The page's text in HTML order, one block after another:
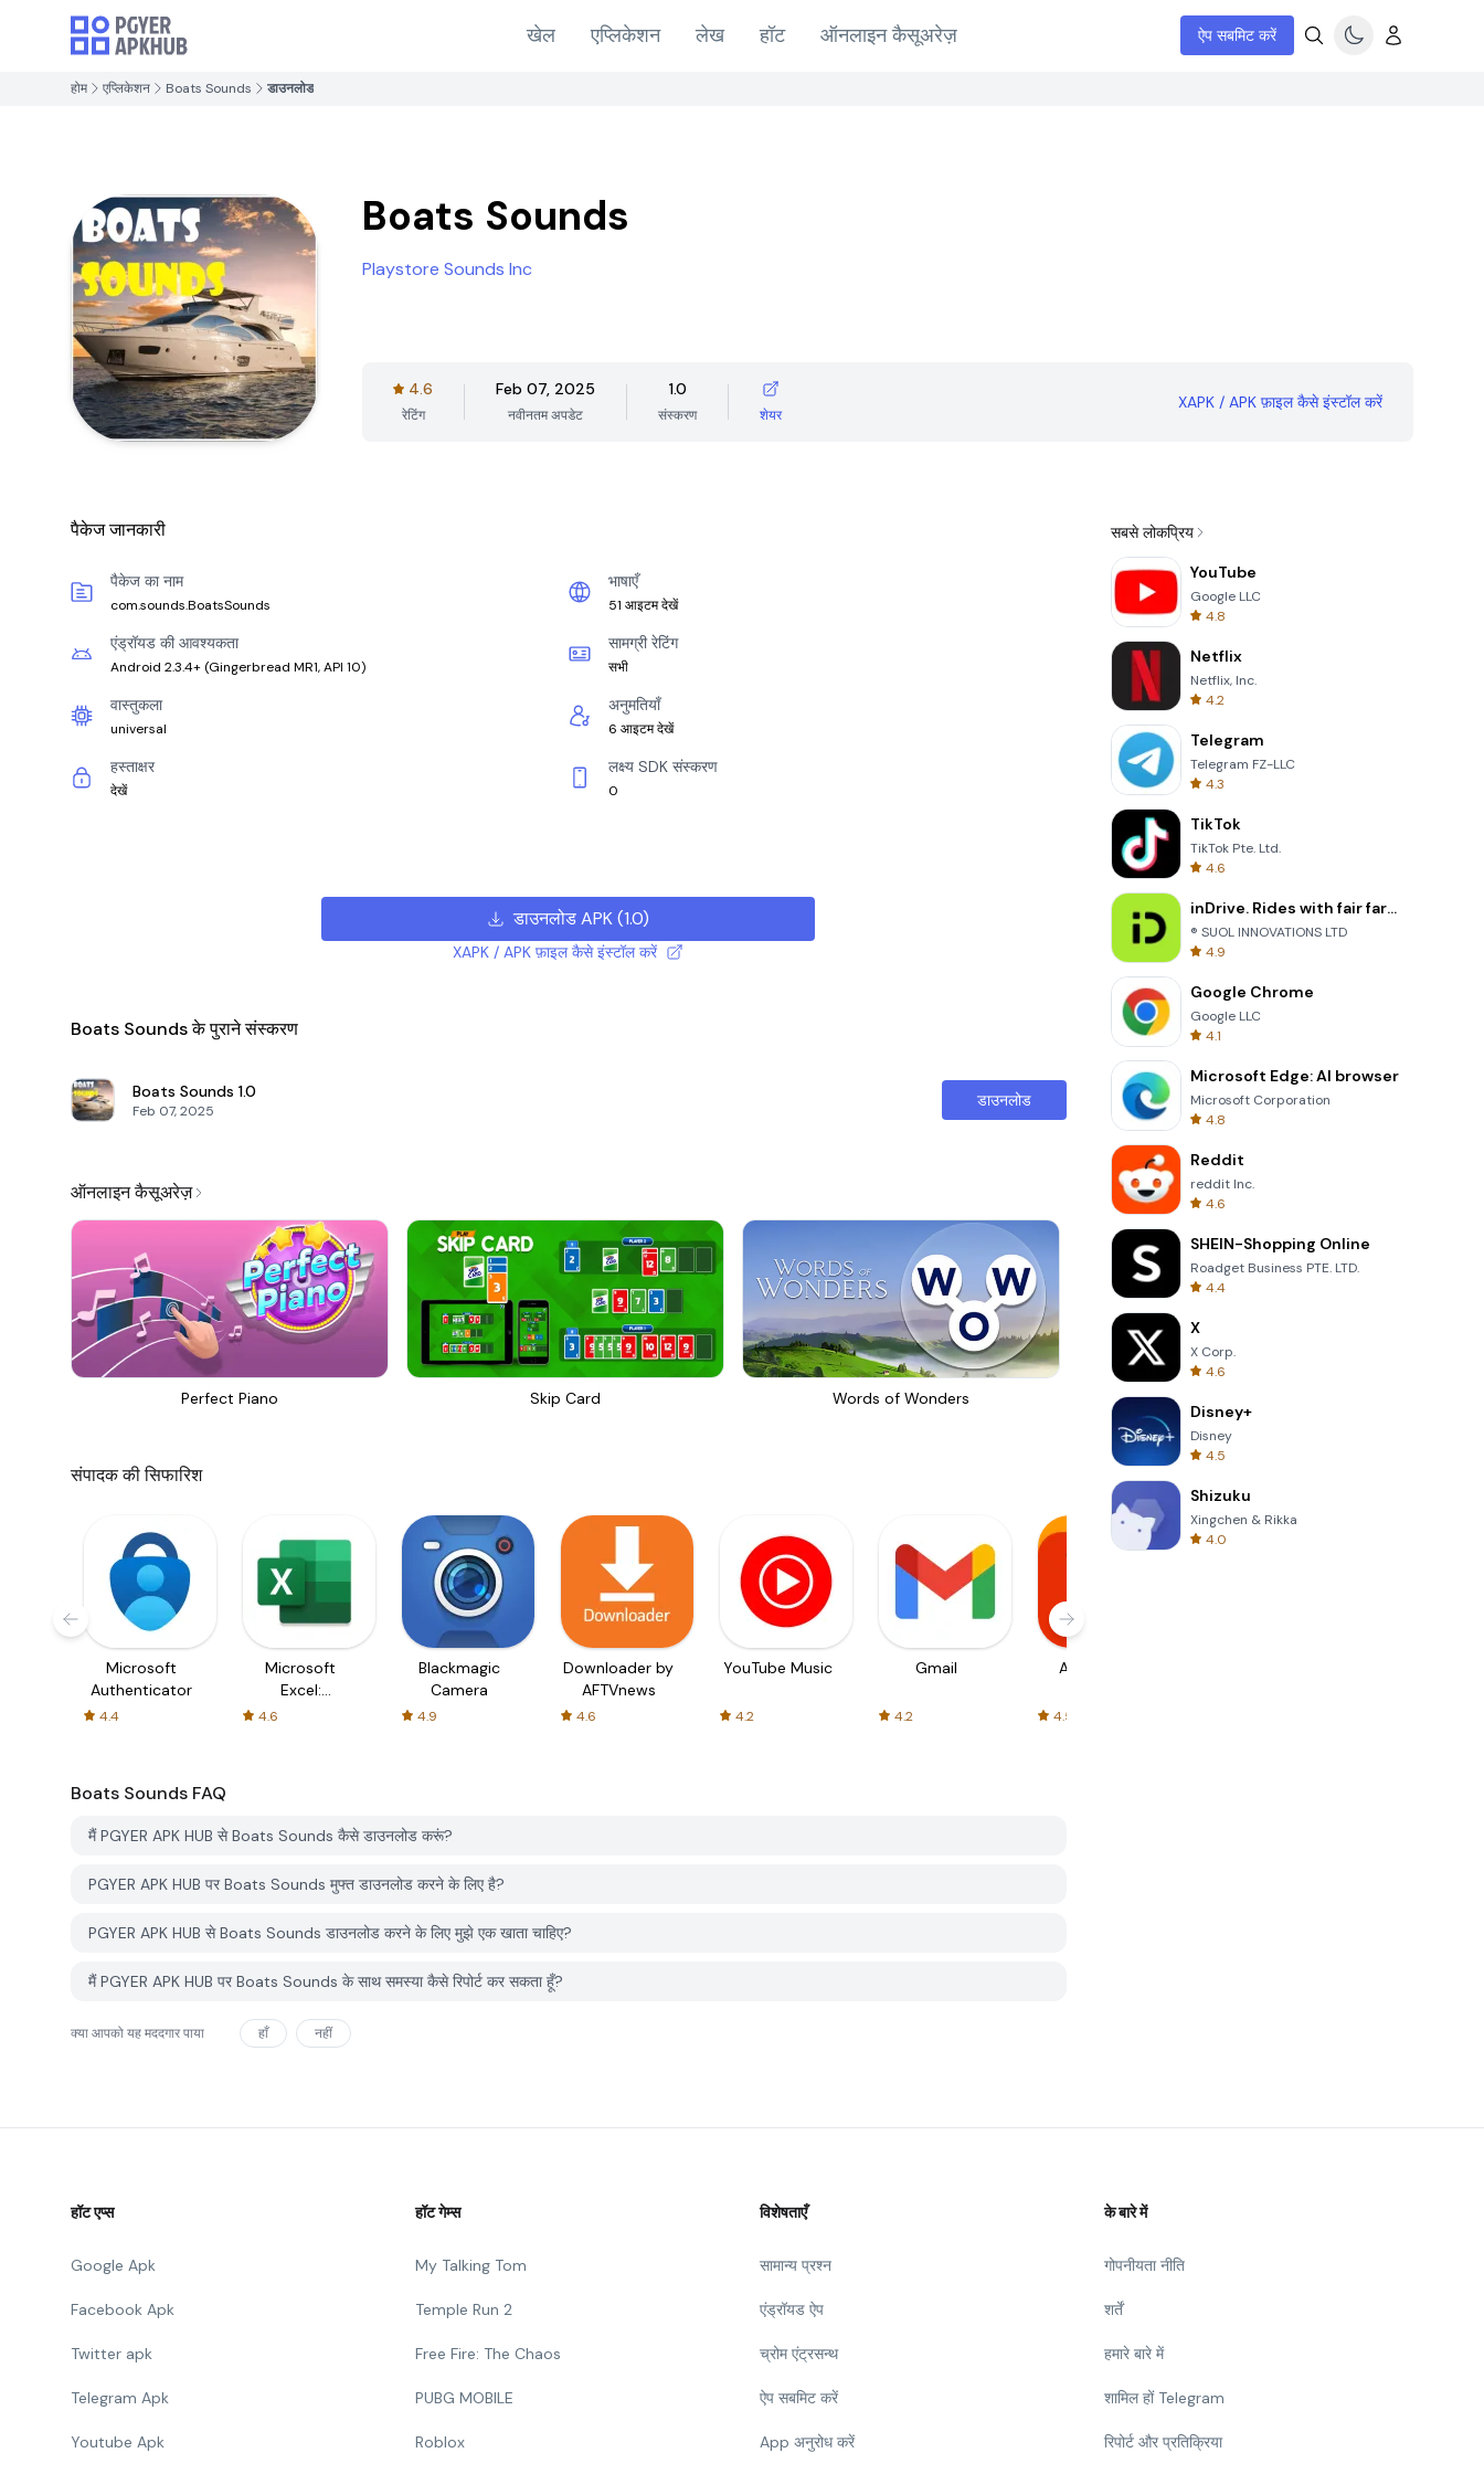
खेल एप्लिकेशन लेख हॉट ऑनलाइन कैसूअरेज़ ऐप सबमिट करें
होम एप्लिकेशन Boats Sounds डाउनलोड
Boats Sounds
Playstore Sounds Inc
4.6
रेटिंग
Feb 07, 2025
नवीनतम अपडेट
1.0
संस्करण शेयर
XAPK / APK फ़ाइल कैसे इंस्टॉल करें
पैकेज जानकारी
पैकेज का नाम
com.sounds.BoatsSounds
भाषाएँ
51 आइटम देखें
एंड्रॉयड की आवश्यकता
Android 2.3.4+ (Gingerbread MR1, API 10)
सामग्री रेटिंग
सभी
वास्तुकला
universal
अनुमतियाँ
6 आइटम देखें
हस्ताक्षर
देखें
लक्ष्य SDK संस्करण
0
डाउनलोड APK(1.0)
XAPK / APK फ़ाइल कैसे इंस्टॉल करें
Boats Sounds के पुराने संस्करण
Boats Sounds 1.0
Feb 07, 2025
डाउनलोड
ऑनलाइन कैसूअरेज़
Perfect Piano Skip Card Words of Wonders
संपादक की सिफारिश
Microsoft
Authenticator
4.4
Microsoft
Excel:
Spreadsheets
4.6
Blackmagic
Camera
4.9
Downloader by
AFTVnews
4.6
YouTube Music
4.2
Gmail
4.2
AliExpress
4.5
Boats Sounds FAQ
मैं PGYER APK HUB से Boats Sounds कैसे डाउनलोड करूं?
PGYER APK HUB पर Boats Sounds मुफ्त डाउनलोड करने के लिए है?
PGYER APK HUB से Boats Sounds डाउनलोड करने के लिए मुझे एक खाता चाहिए?
मैं PGYER APK HUB पर Boats Sounds के साथ समस्या कैसे रिपोर्ट कर सकता हूँ?
क्या आपको यह मददगार पाया हाँ नहीं
सबसे लोकप्रिय
YouTube
Google LLC
4.8
Netflix
Netflix, Inc.
4.2
Telegram
Telegram FZ-LLC
4.3
TikTok
TikTok Pte. Ltd.
4.6
inDrive. Rides with fair fares
® SUOL INNOVATIONS LTD
4.9
Google Chrome
Google LLC
4.1
Microsoft Edge: AI browser
Microsoft Corporation
4.8
Reddit
reddit Inc.
4.6
SHEIN-Shopping Online
Roadget Business PTE. LTD.
4.4
X
X Corp.
4.6
Disney+
Disney
4.5
Shizuku
Xingchen & Rikka
4.0
हॉट एप्स
Google Apk
Facebook Apk
Twitter apk
Telegram Apk
Youtube Apk
हॉट गेम्स
My Talking Tom
Temple Run 2
Free Fire: The Chaos
PUBG MOBILE
Roblox
विशेषताएँ
सामान्य प्रश्न
एंड्रॉयड ऐप
च्रोम एंट्रसन्थ
ऐप सबमिट करें
App अनुरोध करें
के बारे में
गोपनीयता नीति
शर्तें
हमारे बारे में
शामिल हों Telegram
रिपोर्ट और प्रतिक्रिया